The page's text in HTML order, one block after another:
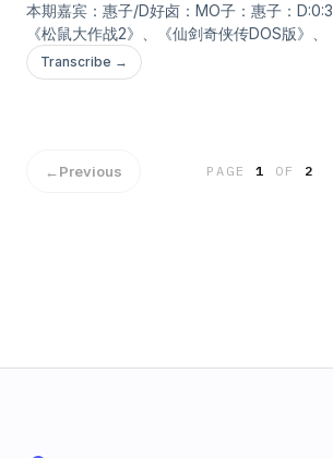
时的发言全文：“神谕告诉我，2025 年的年
室制作，这家工作室找到了让游戏出现在舞
式非常简单，但不知何故却总是被遗忘。工作
游戏，是因为他们想制作一款自己想玩的游戏
必达到任意设定的销售目标，也不必担心达
雇。此外，负责人还禁止他们在游戏中塞入
无益于游戏设计的内容。他们没有把开发人
本期嘉宾：惠子/D好卤：MO子：惠子：
《松鼠大作战2》、《仙剑奇侠传DOS版》
版)、《美少女梦工厂3》、《帝国时代2》
司任天堂、CD Projekt、Supergiant7:20 最
20:29 最治愈的游戏《塞尔达无双：灾厄启
动物森友会》、《智慧之海》(ABZU)、《灵
(Spiritfarer)25:46 最恐怖的游戏锈湖系列（
Transcribe →
←Previous PAGE1 OF 2